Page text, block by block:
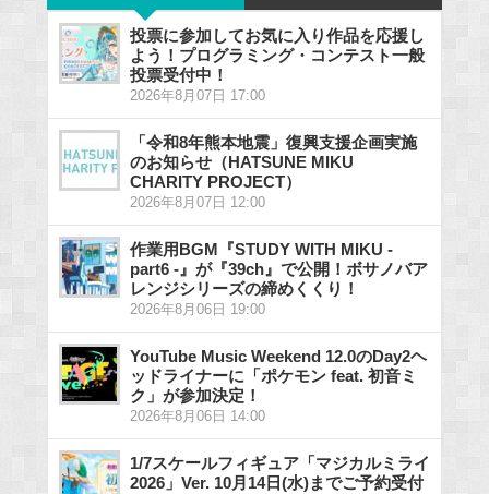
投票に参加してお気に入り作品を応援し
よう！プログラミング・コンテスト一般
投票受付中！
2026年8月07日 17:00
「令和8年熊本地震」復興支援企画実施
のお知らせ（HATSUNE MIKU
CHARITY PROJECT）
2026年8月07日 12:00
作業用BGM『STUDY WITH MIKU -
part6 -』が『39ch』で公開！ボサノバア
レンジシリーズの締めくくり！
2026年8月06日 19:00
YouTube Music Weekend 12.0のDay2ヘ
ッドライナーに「ポケモン feat. 初音ミ
ク」が参加決定！
2026年8月06日 14:00
1/7スケールフィギュア「マジカルミライ
2026」Ver. 10月14日(水)までご予約受付